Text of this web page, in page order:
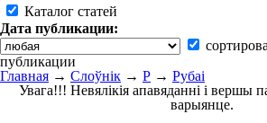
Каталог статей
Дата публикации:
публикации
Главная → Слоўнік → Р → Рубаі
Увага!!! Невялікія апавяданні і вершы
варыянце.